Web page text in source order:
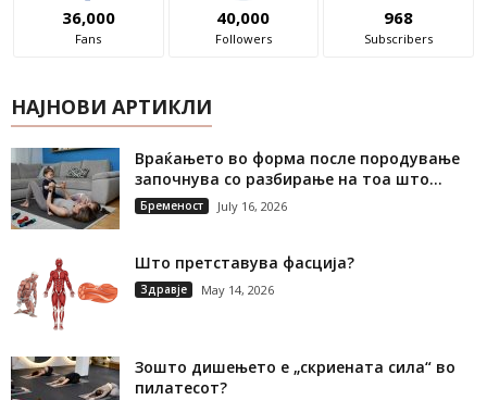
36,000
Fans
40,000
Followers
968
Subscribers
НАЈНОВИ АРТИКЛИ
Враќањето во форма после породување
започнува со разбирање на тоа што...
Бременост July 16, 2026
Што претставува фасција?
Здравје May 14, 2026
Зошто дишењето е „скриената сила“ во
пилатесот?